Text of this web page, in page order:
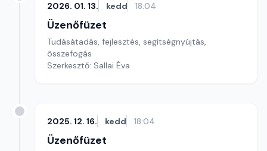
2026. 01. 13. kedd 18:04
Üzenőfüzet
Tudásátadás, fejlesztés, segítségnyújtás,
összefogás
Szerkesztő: Sallai Éva
2025. 12. 16. kedd 18:04
Üzenőfüzet